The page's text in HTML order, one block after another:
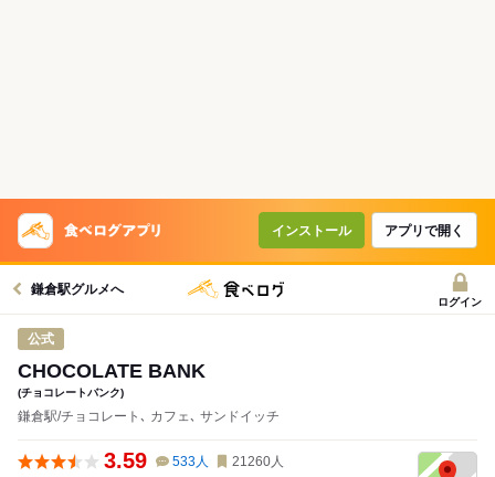
インストール アプリで開く
鎌倉駅グルメへ
ログイン
公式
CHOCOLATE BANK
(チョコレートバンク)
鎌倉駅/チョコレート､ カフェ､ サンドイッチ
3.59 533人 21260人